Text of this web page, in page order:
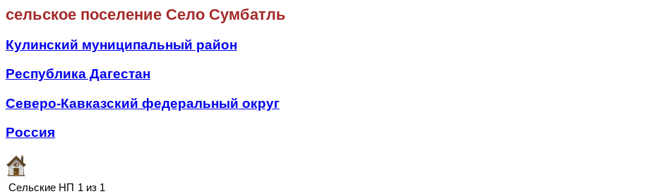
сельское поселение Село Сумбатль
Кулинский муниципальный район
Республика Дагестан
Северо-Кавказский федеральный округ
Россия
Сельские НП 1 из 1